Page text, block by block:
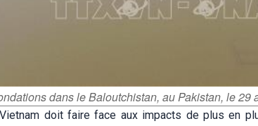
dans le Baloutchistan, au Pakistan, le 29
doit faire face aux impacts de plus en